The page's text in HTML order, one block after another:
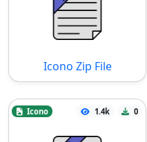
Icono Zip File
Icono 1.4k 0